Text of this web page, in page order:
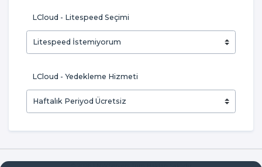
LCloud - Litespeed Seçimi
LCloud - Yedekleme Hizmeti